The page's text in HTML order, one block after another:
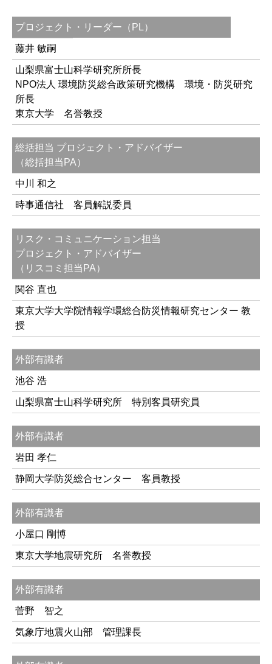
プロジェクト・リーダー（PL）
藤井 敏嗣
山梨県富士山科学研究所所長
NPO法人 環境防災総合政策研究機構 環境・防災研究
所長
東京大学 名誉教授
総括担当 プロジェクト・アドバイザー
（総括担当PA）
中川 和之
時事通信社 客員解説委員
リスク・コミュニケーション担当
プロジェクト・アドバイザー
（リスコミ担当PA）
関谷 直也
東京大学大学院情報学環総合防災情報研究センター 教
授
外部有識者
池谷 浩
山梨県富士山科学研究所 特別客員研究員
外部有識者
岩田 孝仁
静岡大学防災総合センター 客員教授
外部有識者
小屋口 剛博
東京大学地震研究所 名誉教授
外部有識者
菅野 智之
気象庁地震火山部 管理課長